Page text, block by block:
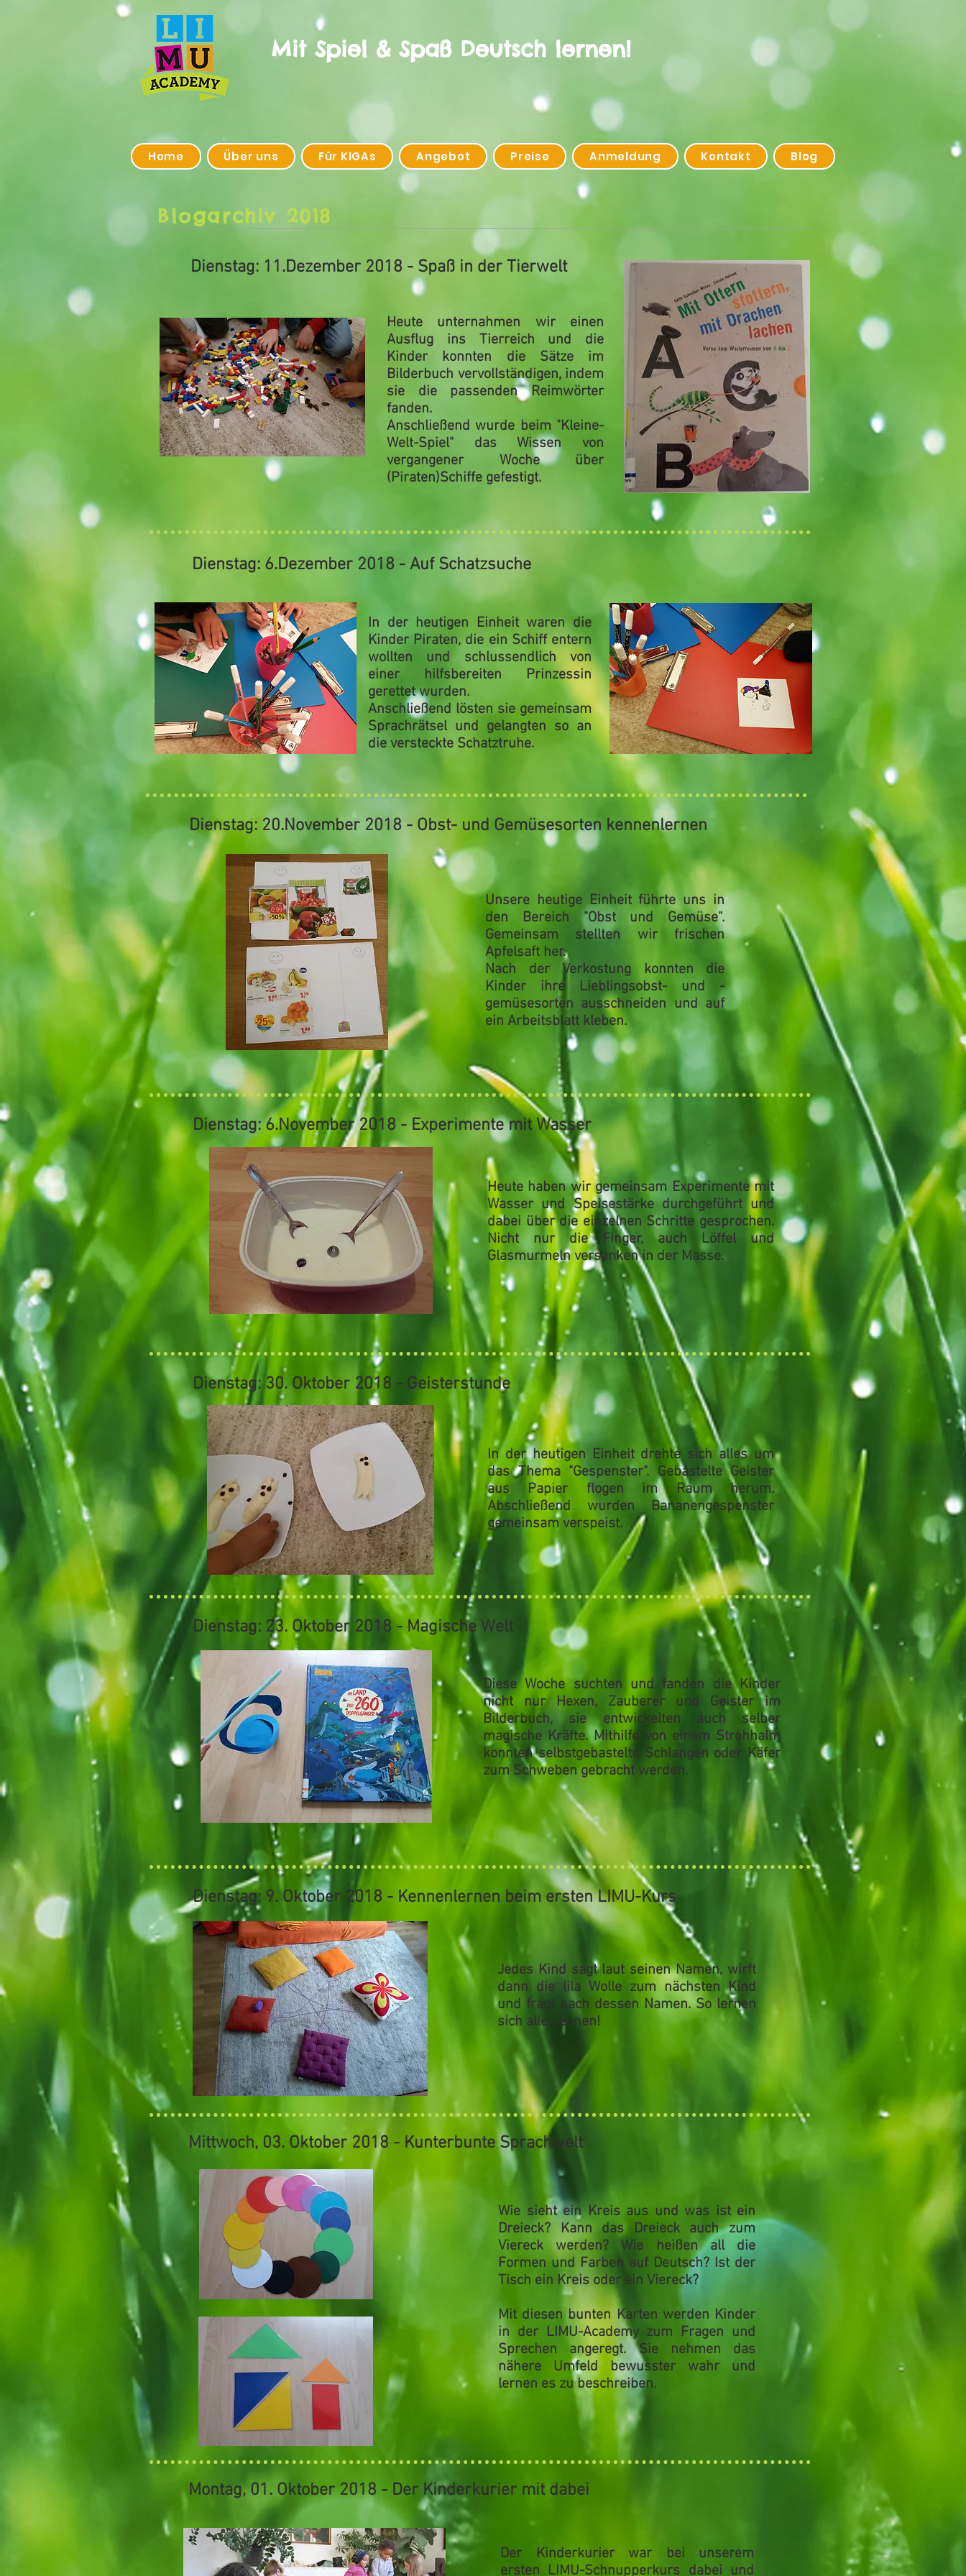
Mit Spiel & Spaß Deutsch lernen!
Home Über uns Für KIGAs Angebot Preise Anmeldung Kontakt Blog
Blogarchiv 2018
Dienstag: 11.Dezember 2018 - Spaß in der Tierwelt
Heute unternahmen wir einen
Ausflug ins Tierreich und die
Kinder konnten die Sätze im
Bilderbuch vervollständigen, indem
sie die passenden Reimwörter
fanden.
Anschließend wurde beim "Kleine-
Welt-Spiel" das Wissen von
vergangener Woche über
(Piraten)Schiffe gefestigt.
Dienstag: 6.Dezember 2018 - Auf Schatzsuche
In der heutigen Einheit waren die
Kinder Piraten, die ein Schiff entern
wollten und schlussendlich von
einer hilfsbereiten Prinzessin
gerettet wurden.
Anschließend lösten sie gemeinsam
Sprachrätsel und gelangten so an
die versteckte Schatztruhe.
Dienstag: 20.November 2018 - Obst- und Gemüsesorten kennenlernen
Unsere heutige Einheit führte uns in
den Bereich "Obst und Gemüse".
Gemeinsam stellten wir frischen
Apfelsaft her.
Nach der Verkostung konnten die
Kinder ihre Lieblingsobst- und -
gemüsesorten ausschneiden und auf
ein Arbeitsblatt kleben.
Dienstag: 6.November 2018 - Experimente mit Wasser
Heute haben wir gemeinsam Experimente mit
Wasser und Speisestärkedurchgeführt und
dabei über die einzelnen Schritte gesprochen.
Nicht nur die Finger, auch Löffel und
Glasmurmeln versanken in der Masse.
Dienstag: 30. Oktober 2018 - Geisterstunde
In der heutigen Einheit drehte sich alles um
das Thema "Gespenster". Gebastelte Geister
aus Papier flogen im Raum herum.
Abschließend wurden Bananengespenster
gemeinsam verspeist.
Dienstag: 23. Oktober 2018 - Magische Welt
Diese Woche suchten und fanden die Kinder
nicht nurHexen, Zauberer und Geister im
Bilderbuch, sie entwickelten auch selber
magische Kräfte. Mithilfe von einem Strohhalm
konnten selbstgebastelte Schlangen oder Käfer
zum Schweben gebracht werden.
Dienstag: 9. Oktober 2018 - Kennenlernen beim ersten LIMU-Kurs
Jedes Kind sagt laut seinenNamen, wirft
dann die lila Wolle zum nächsten Kind
und fragt nach dessen Namen. So lernen
sich alle kennen!
Mittwoch, 03. Oktober 2018 - Kunterbunte Sprachwelt
Wie sieht einKreis aus und was ist ein
Dreieck? Kann das Dreieck auch zum
Viereckwerden? Wie heißen all die
Formen und Farben auf Deutsch? Ist der
Tisch ein Kreis oder ein Viereck?
Mit diesen bunten Karten werden Kinder
in der LIMU-Academy zum Fragen und
Sprechen angeregt. Sie nehmen das
nähere Umfeld bewusster wahr und
lernen es zu beschreiben.
Montag, 01. Oktober 2018 - Der Kinderkurier mit dabei
Der Kinderkurier war bei unserem
ersten LIMU-Schnupperkurs dabei und